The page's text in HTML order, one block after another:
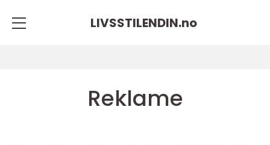
LIVSSTILENDIN.no
Reklame